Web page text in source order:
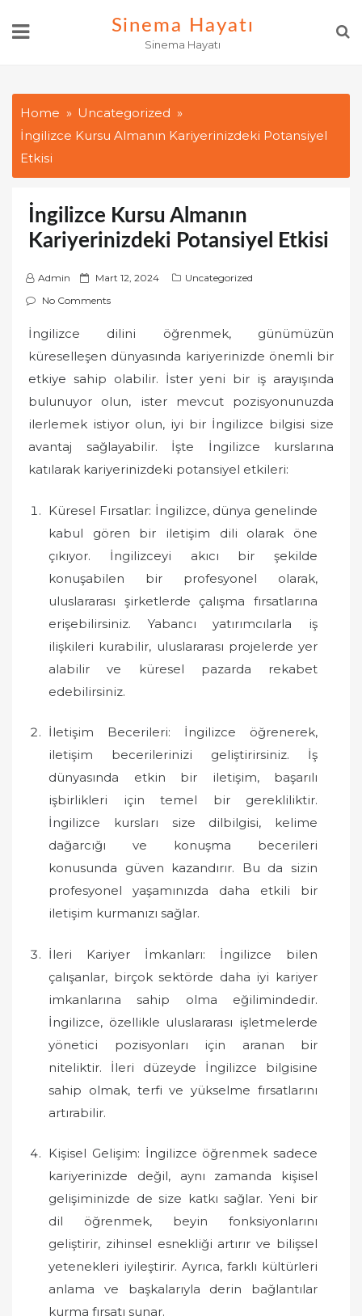
Sinema Hayatı
Sinema Hayatı
Home
Uncategorized
İngilizce Kursu Almanın Kariyerinizdeki Potansiyel
Etkisi
İngilizce Kursu Almanın
Kariyerinizdeki Potansiyel Etkisi
Admin
P
o
e
d
Mart 12, 2024
Uncategorized
No Comments
İngilizce dilini öğrenmek, günümüzün
küreselleşen dünyasında kariyerinizde önemli bir
etkiye sahip olabilir. İster yeni bir iş arayışında
bulunuyor olun, ister mevcut pozisyonunuzda
ilerlemek istiyor olun, iyi bir İngilizce bilgisi size
avantaj sağlayabilir. İşte İngilizce kurslarına
katılarak kariyerinizdeki potansiyel etkileri:
Küresel Fırsatlar: İngilizce, dünya genelinde
kabul gören bir iletişim dili olarak öne
çıkıyor. İngilizceyi akıcı bir şekilde
konuşabilen bir profesyonel olarak,
uluslararası şirketlerde çalışma fırsatlarına
erişebilirsiniz. Yabancı yatırımcılarla iş
ilişkileri kurabilir, uluslararası projelerde yer
alabilir ve küresel pazarda rekabet
edebilirsiniz.
İletişim Becerileri: İngilizce öğrenerek,
iletişim becerilerinizi geliştirirsiniz. İş
dünyasında etkin bir iletişim, başarılı
işbirlikleri için temel bir gerekliliktir.
İngilizce kursları size dilbilgisi, kelime
dağarcığı ve konuşma becerileri
konusunda güven kazandırır. Bu da sizin
profesyonel yaşamınızda daha etkili bir
iletişim kurmanızı sağlar.
İleri Kariyer İmkanları: İngilizce bilen
çalışanlar, birçok sektörde daha iyi kariyer
imkanlarına sahip olma eğilimindedir.
İngilizce, özellikle uluslararası işletmelerde
yönetici pozisyonları için aranan bir
niteliktir. İleri düzeyde İngilizce bilgisine
sahip olmak, terfi ve yükselme fırsatlarını
artırabilir.
Kişisel Gelişim: İngilizce öğrenmek sadece
kariyerinizde değil, aynı zamanda kişisel
gelişiminizde de size katkı sağlar. Yeni bir
dil öğrenmek, beyin fonksiyonlarını
geliştirir, zihinsel esnekliği artırır ve bilişsel
yetenekleri iyileştirir. Ayrıca, farklı kültürleri
anlama ve başkalarıyla derin bağlantılar
kurma fırsatı sunar.